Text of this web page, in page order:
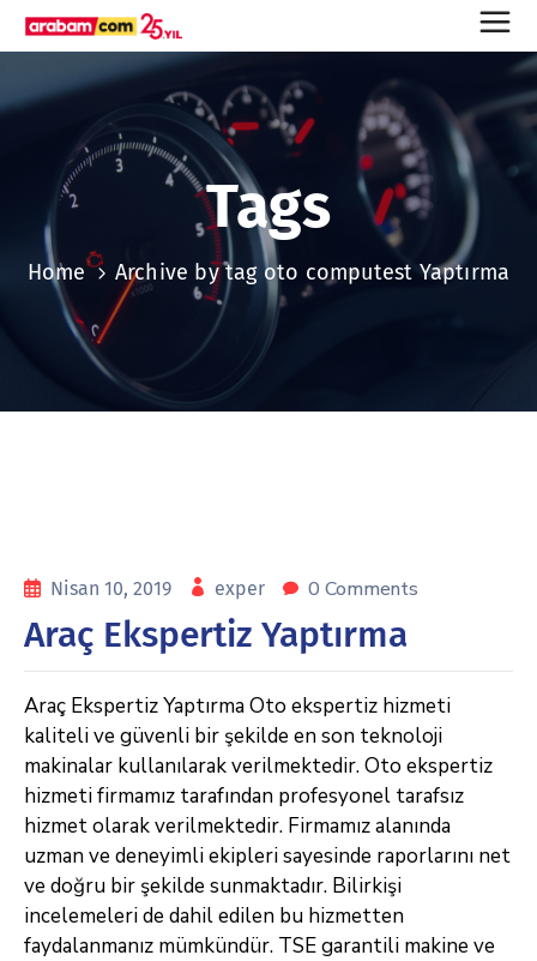
Tags
Home Archive by tag oto computest Yaptırma
Nisan 10, 2019 exper 0 Comments
Araç Ekspertiz Yaptırma
Araç Ekspertiz Yaptırma Oto ekspertiz hizmeti
kaliteli ve güvenli bir şekilde en son teknoloji
makinalar kullanılarak verilmektedir. Oto ekspertiz
hizmeti firmamız tarafından profesyonel tarafsız
hizmet olarak verilmektedir. Firmamız alanında
uzman ve deneyimli ekipleri sayesinde raporlarını net
ve doğru bir şekilde sunmaktadır. Bilirkişi
incelemeleri de dahil edilen bu hizmetten
faydalanmanız mümkündür. TSE garantili makine ve